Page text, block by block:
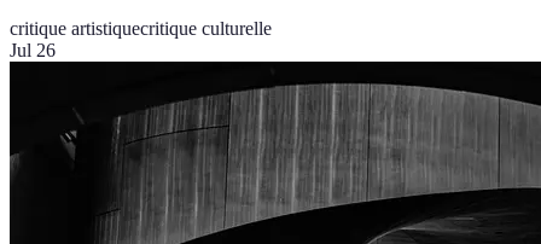
critique artistiquecritique culturelle
Jul 26